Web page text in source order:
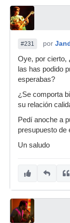
#231 por
Oye, por cierto,
las has podido
esperabas?
¿Se comporta
su relación
Pedí anoche a
presupuesto de
Un saludo